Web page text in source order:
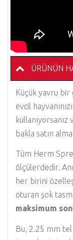
ÜRÜNÜN
Küçük yavru
evcil
bakla satın
Tüm Herm
ölçülerdedir.
her birini
oturan şok
maksimum
Bu, 2.25 mm